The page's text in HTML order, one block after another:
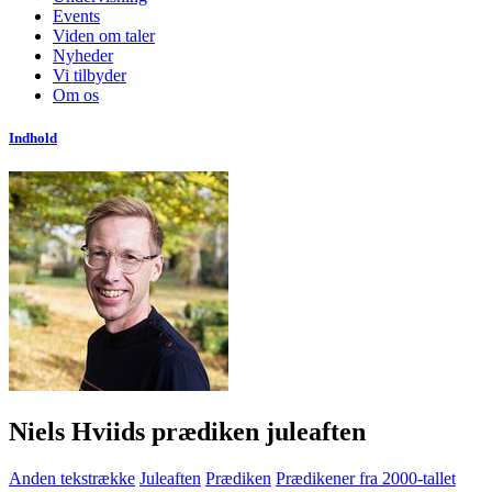
Events
Viden om taler
Nyheder
Vi tilbyder
Om os
Indhold
Niels Hviids prædiken juleaften
Anden tekstrække Juleaften Prædiken Prædikener fra 2000-tallet